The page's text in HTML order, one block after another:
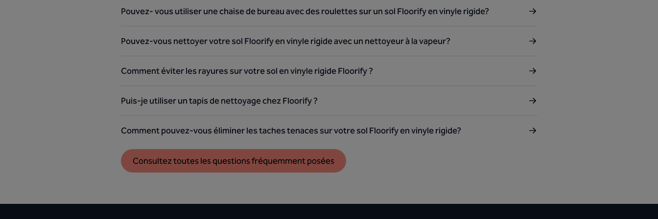
Pouvez- vous utiliser une chaise de bureau avec des roulettes sur un sol Floorify en vinyle rigide?
Pouvez-vous nettoyer votre sol Floorify en vinyle rigide avec un nettoyeur à la vapeur?
Comment éviter les rayures sur votre sol en vinyle rigide Floorify ?
Puis-je utiliser un tapis de nettoyage chez Floorify ?
Comment pouvez-vous éliminer les taches tenaces sur votre sol Floorify en vinyle rigide?
Consultez toutes les questions fréquemment posées